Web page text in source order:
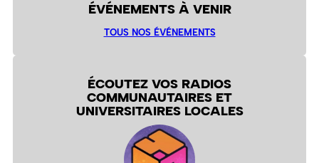
ÉVÉNEMENTS À VENIR
TOUS NOS ÉVÉNEMENTS
ÉCOUTEZ VOS RADIOS
COMMUNAUTAIRES ET
UNIVERSITAIRES LOCALES